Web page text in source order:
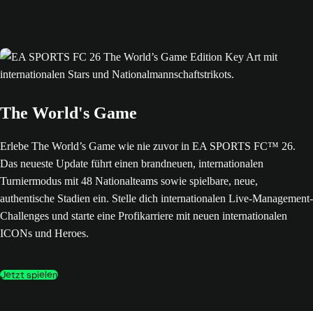
The World's Game
Erlebe The World’s Game wie nie zuvor in EA SPORTS FC™ 26.
Das neueste Update führt einen brandneuen, internationalen
Turniermodus mit 48 Nationalteams sowie spielbare, neue,
authentische Stadien ein. Stelle dich internationalen Live-Management-
Challenges und starte eine Profikarriere mit neuen internationalen
ICONs und Heroes.
Jetzt spielen